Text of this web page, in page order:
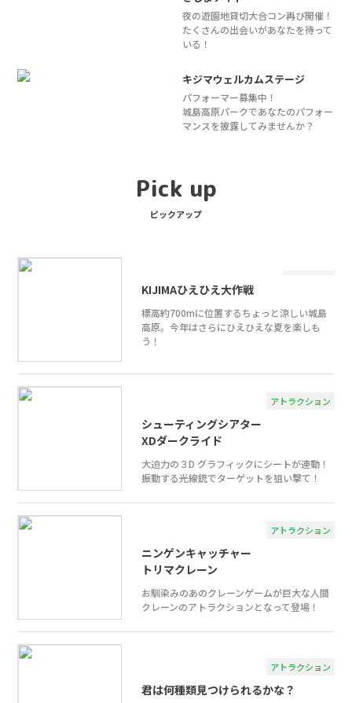
夜の遊園地貸切大合コン再び開催！
たくさんの出会いがあなたを待って
いる！
キジマウェルカムステージ
パフォーマー募集中！
城島高原パークであなたのパフォー
マンスを披露してみませんか？
Pick up
ピックアップ
KIJIMAひえひえ大作戦
標高約700mに位置するちょっと涼しい城島
高原。今年はさらにひえひえな夏を楽しも
う！
アトラクション
シューティングシアター
XDダークライド
大迫力の３D グラフィックにシートが連動！
振動する光線銃でターゲットを狙い撃て！
アトラクション
ニンゲンキャッチャー
トリマクレーン
お馴染みのあのクレーンゲームが巨大な人間
クレーンのアトラクションとなって登場！
アトラクション
君は何種類見つけられるかな？